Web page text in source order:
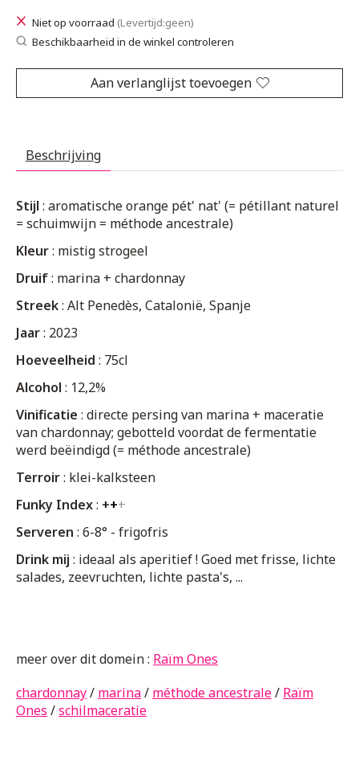
Niet op voorraad (Levertijd:geen)
Beschikbaarheid in de winkel controleren
Aan verlanglijst toevoegen
Beschrijving
Stijl : aromatische orange pét' nat' (= pétillant naturel
= schuimwijn = méthode ancestrale)
Kleur: mistig strogeel
Druif: marina + chardonnay
Streek: Alt Penedès, Catalonië, Spanje
Jaar: 2023
Hoeveelheid : 75cl
Alcohol : 12,2%
Vinificatie : directe persing van marina + maceratie
van chardonnay; gebotteld voordat de fermentatie
werd beëindigd (= méthode ancestrale)
Terroir: klei-kalksteen
Funky Index: +++
Serveren : 6-8° - frigofris
Drink mij : ideaal als aperitief ! Goed met frisse, lichte
salades, zeevruchten, lichte pasta's, ...
meer over dit domein : Raïm Ones
chardonnay/ marina/ méthode ancestrale/ Raïm
Ones /schilmaceratie